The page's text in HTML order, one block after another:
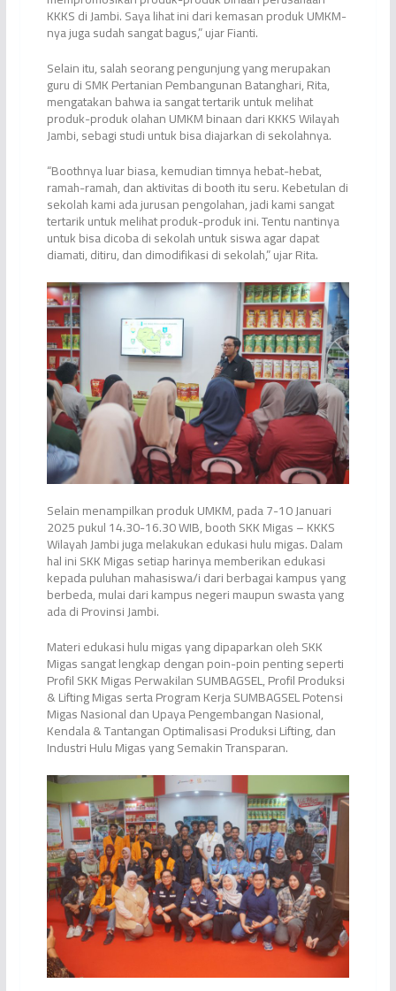
KKKS di Jambi. Saya lihat ini dari kemasan produk UMKM-
nya juga sudah sangat bagus,” ujar Fianti.
Selain itu, salah seorang pengunjung yang merupakan
guru di SMK Pertanian Pembangunan Batanghari, Rita,
mengatakan bahwa ia sangat tertarik untuk melihat
produk-produk olahan UMKM binaan dari KKKS Wilayah
Jambi, sebagi studi untuk bisa diajarkan di sekolahnya.
“Boothnya luar biasa, kemudian timnya hebat-hebat,
ramah-ramah, dan aktivitas di booth itu seru. Kebetulan di
sekolah kami ada jurusan pengolahan, jadi kami sangat
tertarik untuk melihat produk-produk ini. Tentu nantinya
untuk bisa dicoba di sekolah untuk siswa agar dapat
diamati, ditiru, dan dimodifikasi di sekolah,” ujar Rita.
Selain menampilkan produk UMKM, pada 7-10 Januari
2025 pukul 14.30-16.30 WIB, booth SKK Migas – KKKS
Wilayah Jambi juga melakukan edukasi hulu migas. Dalam
hal ini SKK Migas setiap harinya memberikan edukasi
kepada puluhan mahasiswa/i dari berbagai kampus yang
berbeda, mulai dari kampus negeri maupun swasta yang
ada di Provinsi Jambi.
Materi edukasi hulu migas yang dipaparkan oleh SKK
Migas sangat lengkap dengan poin-poin penting seperti
Profil SKK Migas Perwakilan SUMBAGSEL, Profil Produksi
& Lifting Migas serta Program Kerja SUMBAGSEL Potensi
Migas Nasional dan Upaya Pengembangan Nasional,
Kendala & Tantangan Optimalisasi Produksi Lifting, dan
Industri Hulu Migas yang Semakin Transparan.